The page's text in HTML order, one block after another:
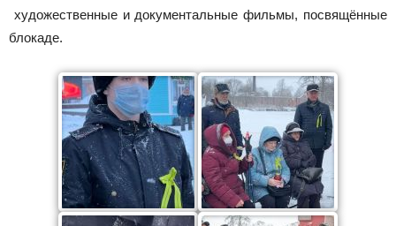
художественные и документальные фильмы, посвящённые
блокаде.